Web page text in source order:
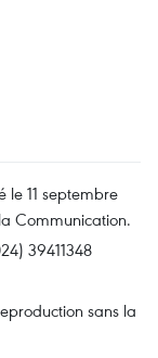
le 11 septembre
Communication.
39411348
sans la